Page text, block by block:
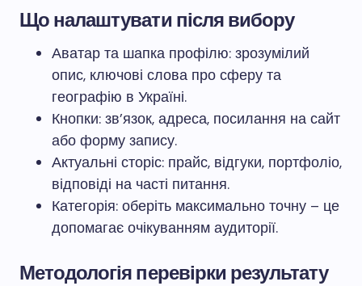
Що налаштувати після вибору
Аватар та шапка профілю: зрозумілий
опис, ключові слова про сферу та
географію в Україні.
Кнопки: зв’язок, адреса, посилання на сайт
або форму запису.
Актуальні сторіс: прайс, відгуки, портфоліо,
відповіді на часті питання.
Категорія: оберіть максимально точну – це
допомагає очікуванням аудиторії.
Методологія перевірки результату